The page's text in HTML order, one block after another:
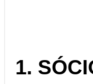
1.